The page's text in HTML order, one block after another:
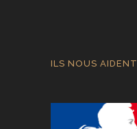
ILS NOUS AIDENT